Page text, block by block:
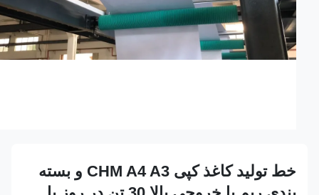
خط تولید کاغذ کپی CHM A4 A3 و بسته